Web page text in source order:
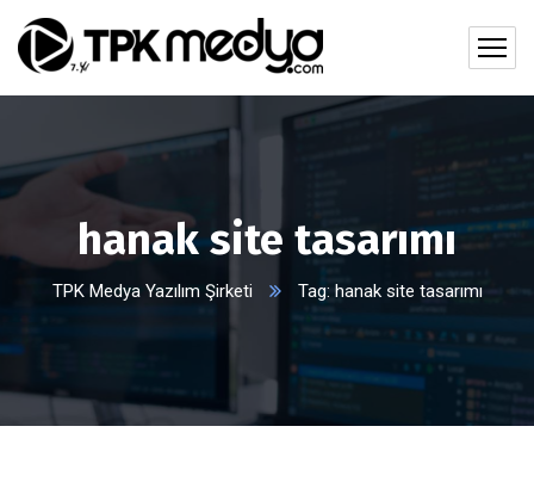
hanak site tasarımı
TPK Medya Yazılım Şirketi Tag: hanak site tasarımı